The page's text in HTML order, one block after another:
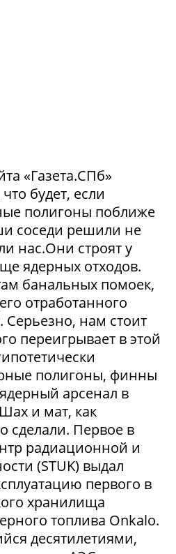
«Газета.СПб»
будет, если
полигоны поближе
соседи решили не
нас.Они строят у
ядерных отходов.
банальных помоек,
отработанного
Серьезно, нам стоит
переигрывает в этой
полигоны, финны
арсенал в
и мат, как
сделали. Первое в
радиационной и
(STUK) выдал
первого в
хранилища
топлива Onkalo.
десятилетиями,